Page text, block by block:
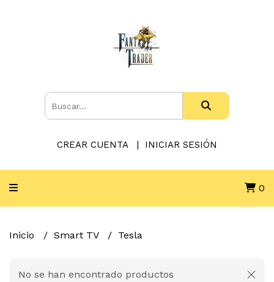
CREAR CUENTA INICIAR SESIÓN
0
Inicio Smart TV Tesla
No se han encontrado productos